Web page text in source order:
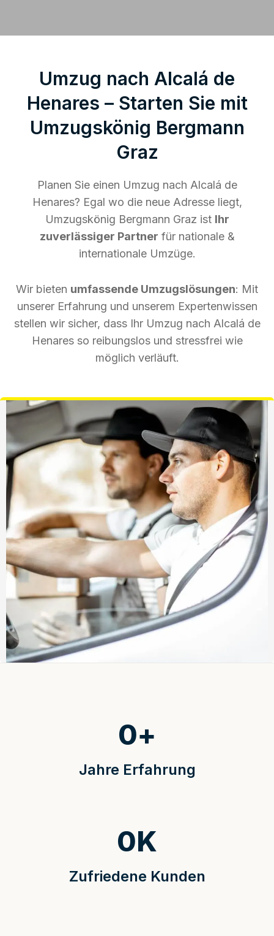
Umzug nach Alcalá de
Henares – Starten Sie mit
Umzugskönig Bergmann
Graz
Planen Sie einen Umzug nach Alcalá de
Henares? Egal wo die neue Adresse liegt,
Umzugskönig Bergmann Graz ist Ihr
zuverlässiger Partner für nationale &
internationale Umzüge.
Wir bieten umfassende Umzugslösungen: Mit
unserer Erfahrung und unserem Expertenwissen
stellen wir sicher, dass Ihr Umzug nach Alcalá de
Henares so reibungslos und stressfrei wie
möglich verläuft.
Jahre Erfahrung
0+
Zufriedene Kunden
0K